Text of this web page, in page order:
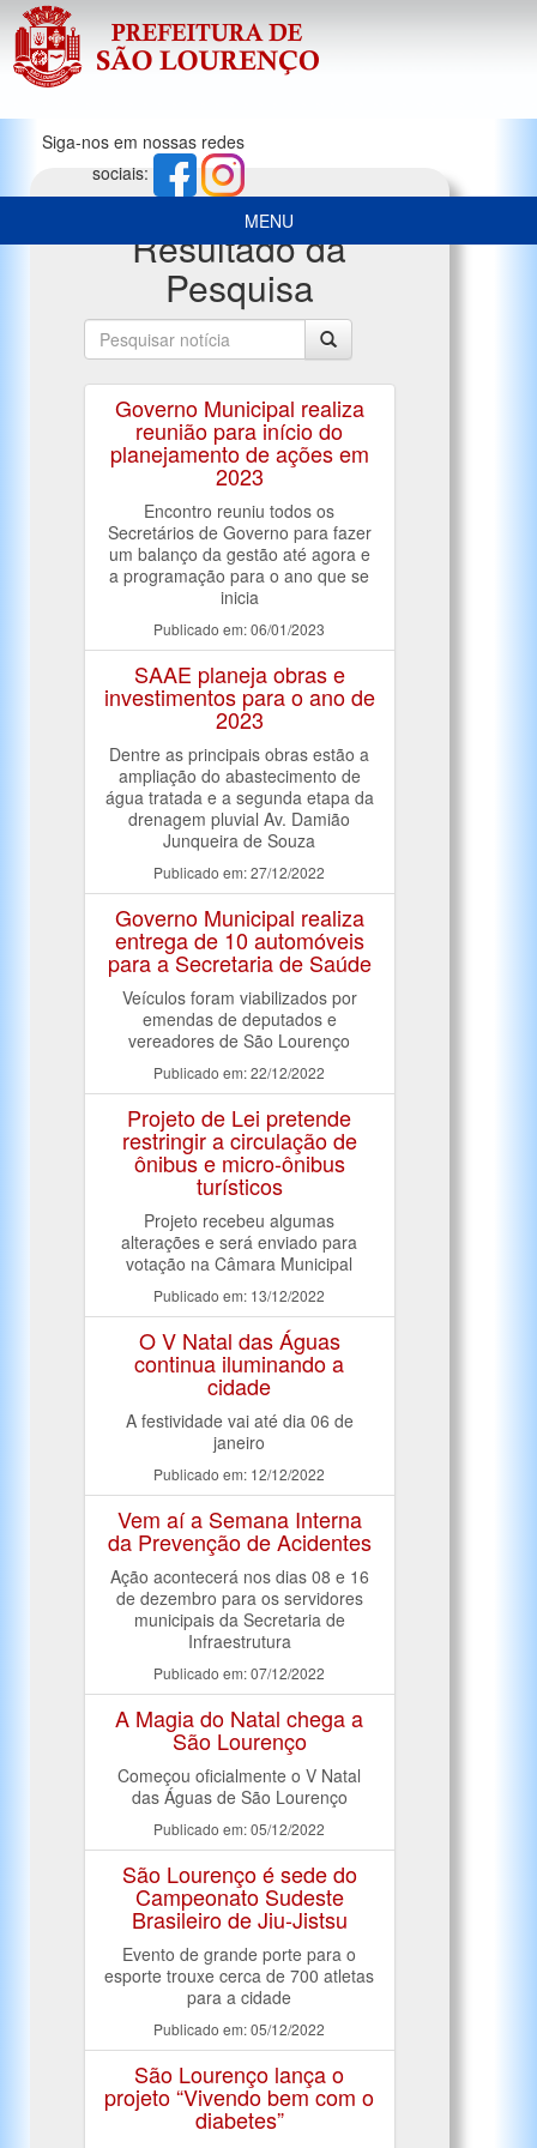
Siga-nos em nossas redes
sociais:
MENU
Resultado da
Pesquisa
Governo Municipal realiza
reunião para início do
planejamento de ações em
2023
Encontro reuniu todos os
Secretários de Governo para fazer
um balanço da gestão até agora e
a programação para o ano que se
inicia
Publicado em: 06/01/2023
SAAE planeja obras e
investimentos para o ano de
2023
Dentre as principais obras estão a
ampliação do abastecimento de
água tratada e a segunda etapa da
drenagem pluvial Av. Damião
Junqueira de Souza
Publicado em: 27/12/2022
Governo Municipal realiza
entrega de 10 automóveis
para a Secretaria de Saúde
Veículos foram viabilizados por
emendas de deputados e
vereadores de São Lourenço
Publicado em: 22/12/2022
Projeto de Lei pretende
restringir a circulação de
ônibus e micro-ônibus
turísticos
Projeto recebeu algumas
alterações e será enviado para
votação na Câmara Municipal
Publicado em: 13/12/2022
O V Natal das Águas
continua iluminando a
cidade
A festividade vai até dia 06 de
janeiro
Publicado em: 12/12/2022
Vem aí a Semana Interna
da Prevenção de Acidentes
Ação acontecerá nos dias 08 e 16
de dezembro para os servidores
municipais da Secretaria de
Infraestrutura
Publicado em: 07/12/2022
A Magia do Natal chega a
São Lourenço
Começou oficialmente o V Natal
das Águas de São Lourenço
Publicado em: 05/12/2022
São Lourenço é sede do
Campeonato Sudeste
Brasileiro de Jiu-Jistsu
Evento de grande porte para o
esporte trouxe cerca de 700 atletas
para a cidade
Publicado em: 05/12/2022
São Lourenço lança o
projeto “Vivendo bem com o
diabetes”